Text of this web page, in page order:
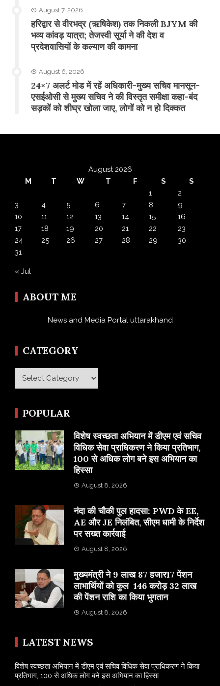
August 7, 2026
​हरिद्वार से वीरभद्र (ऋषिकेश) तक निकली BJYM की
भव्य कांवड़ यात्रा; तेजस्वी सूर्या ने की देश व
प्रदेशवासियों के कल्याण की कामना
August 6, 2026
24×7 अलर्ट मोड में रहें अधिकारी-मुख्य सचिव मानसून-
एसईओसी से मुख्य सचिव ने की विस्तृत समीक्षा कहा-बंद
सड़कों को शीघ्र खोला जाए, लोगों को न हो दिक्कत
August 2026
M
T W T F S
S
1
2
3
4 5 6 7 8
9
10
11 12 13 14 15
16
17
18 19 20 21 22
23
24
25 26 27 28 29
30
31
« Jul
ABOUT ME
News and Media Portal uttarakhand
CATEGORY
Category
POPULAR
विशेष स्वच्छता अभियान में डीएम एवं सचिव
विधिक सेवा प्राधिकरण ने किया प्रतिभाग,
100 से अधिक लोग बने इस अभियान का
हिस्सा
August 8, 2026
नंदा की चौकी पुल हादसा: PWD के EE,
AE और JE निलंबित, सीएम धामी के निर्देश
पर सख्त कार्रवाई
August 8, 2026
मुख्यमंत्री ने 9 लाख 87 हजार17 पेंशन
लाभार्थियों को कुल 146 करोड़ 32 लाख
की पेंशन राशि का किया भुगतान
August 8, 2026
LATEST NEWS
विशेष स्वच्छता अभियान में डीएम एवं सचिव विधिक सेवा प्राधिकरण ने किया
प्रतिभाग, 100 से अधिक लोग बने इस अभियान का हिस्सा